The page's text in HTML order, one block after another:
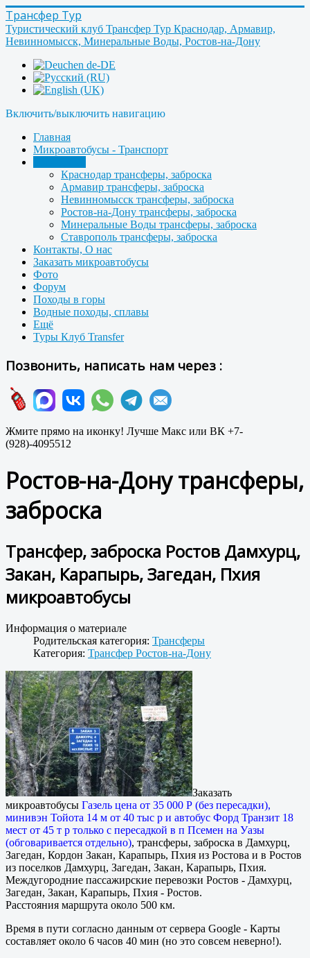
Трансфер Тур
Туристический клуб Трансфер Тур Краснодар, Армавир,
Невинномысск, Минеральные Воды, Ростов-на-Дону
Включить/выключить навигацию
Главная
Микроавтобусы - Транспорт
Краснодар трансферы, заброска
Армавир трансферы, заброска
Невинномысск трансферы, заброска
Ростов-на-Дону трансферы, заброска
Минеральные Воды трансферы, заброска
Ставрополь трансферы, заброска
Контакты, О нас
Заказать микроавтобусы
Фото
Форум
Походы в горы
Водные походы, сплавы
Ещё
Туры Клуб Transfer
Позвонить, написать нам через :
Жмите прямо на иконку! Лучше Макс или ВК +7-
(928)-4095512
Ростов-на-Дону трансферы,
заброска
Трансфер, заброска Ростов Дамхурц,
Закан, Карапырь, Загедан, Пхия
микроавтобусы
Информация о материале
Родительская категория: Трансферы
Категория: Трансфер Ростов-на-Дону
Заказать
микроавтобусы Газель цена от 35 000 Р (без пересадки),
минивэн Тойота 14 м от 40 тыс р и автобус Форд Транзит 18
мест от 45 т р только с пересадкой в п Псемен на Уазы
(обговаривается отдельно), трансферы, заброска в Дамхурц,
Загедан, Кордон Закан, Карапырь, Пхия из Ростова и в Ростов
из поселков Дамхурц, Загедан, Закан, Карапырь, Пхия.
Междугородние пассажирские перевозки Ростов - Дамхурц,
Загедан, Закан, Карапырь, Пхия - Ростов.
Расстояния маршрута около 500 км.
Время в пути согласно данным от сервера Google - Карты
составляет около 6 часов 40 мин (но это совсем неверно!).